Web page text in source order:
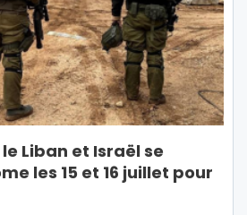
Liban et Israël se
les 15 et 16 juillet pour